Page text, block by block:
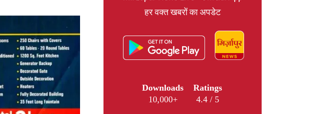
News,
हर वक्त खबरों का अपडेट
Downloads
10,000+
Ratings
4.4 / 5